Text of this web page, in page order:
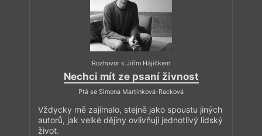
Rozhovor s Jiřím Hájíčkem
Nechci mít ze psaní živnost
Ptá se Simona Martínková-Racková
Vždycky mě zajímalo, stejně jako spoustu jiných
autorů, jak velké dějiny ovlivňují jednotlivý lidský
život.